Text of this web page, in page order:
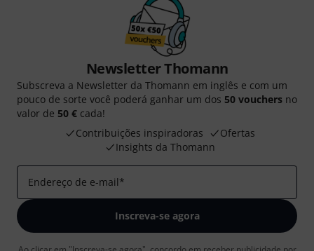
Newsletter Thomann
Subscreva a Newsletter da Thomann em inglês e com um
pouco de sorte você poderá ganhar um dos 50 vouchers no
valor de 50 € cada!
Contribuições inspiradoras
Ofertas
Insights da Thomann
Endereço de e-mail*
Inscreva-se agora